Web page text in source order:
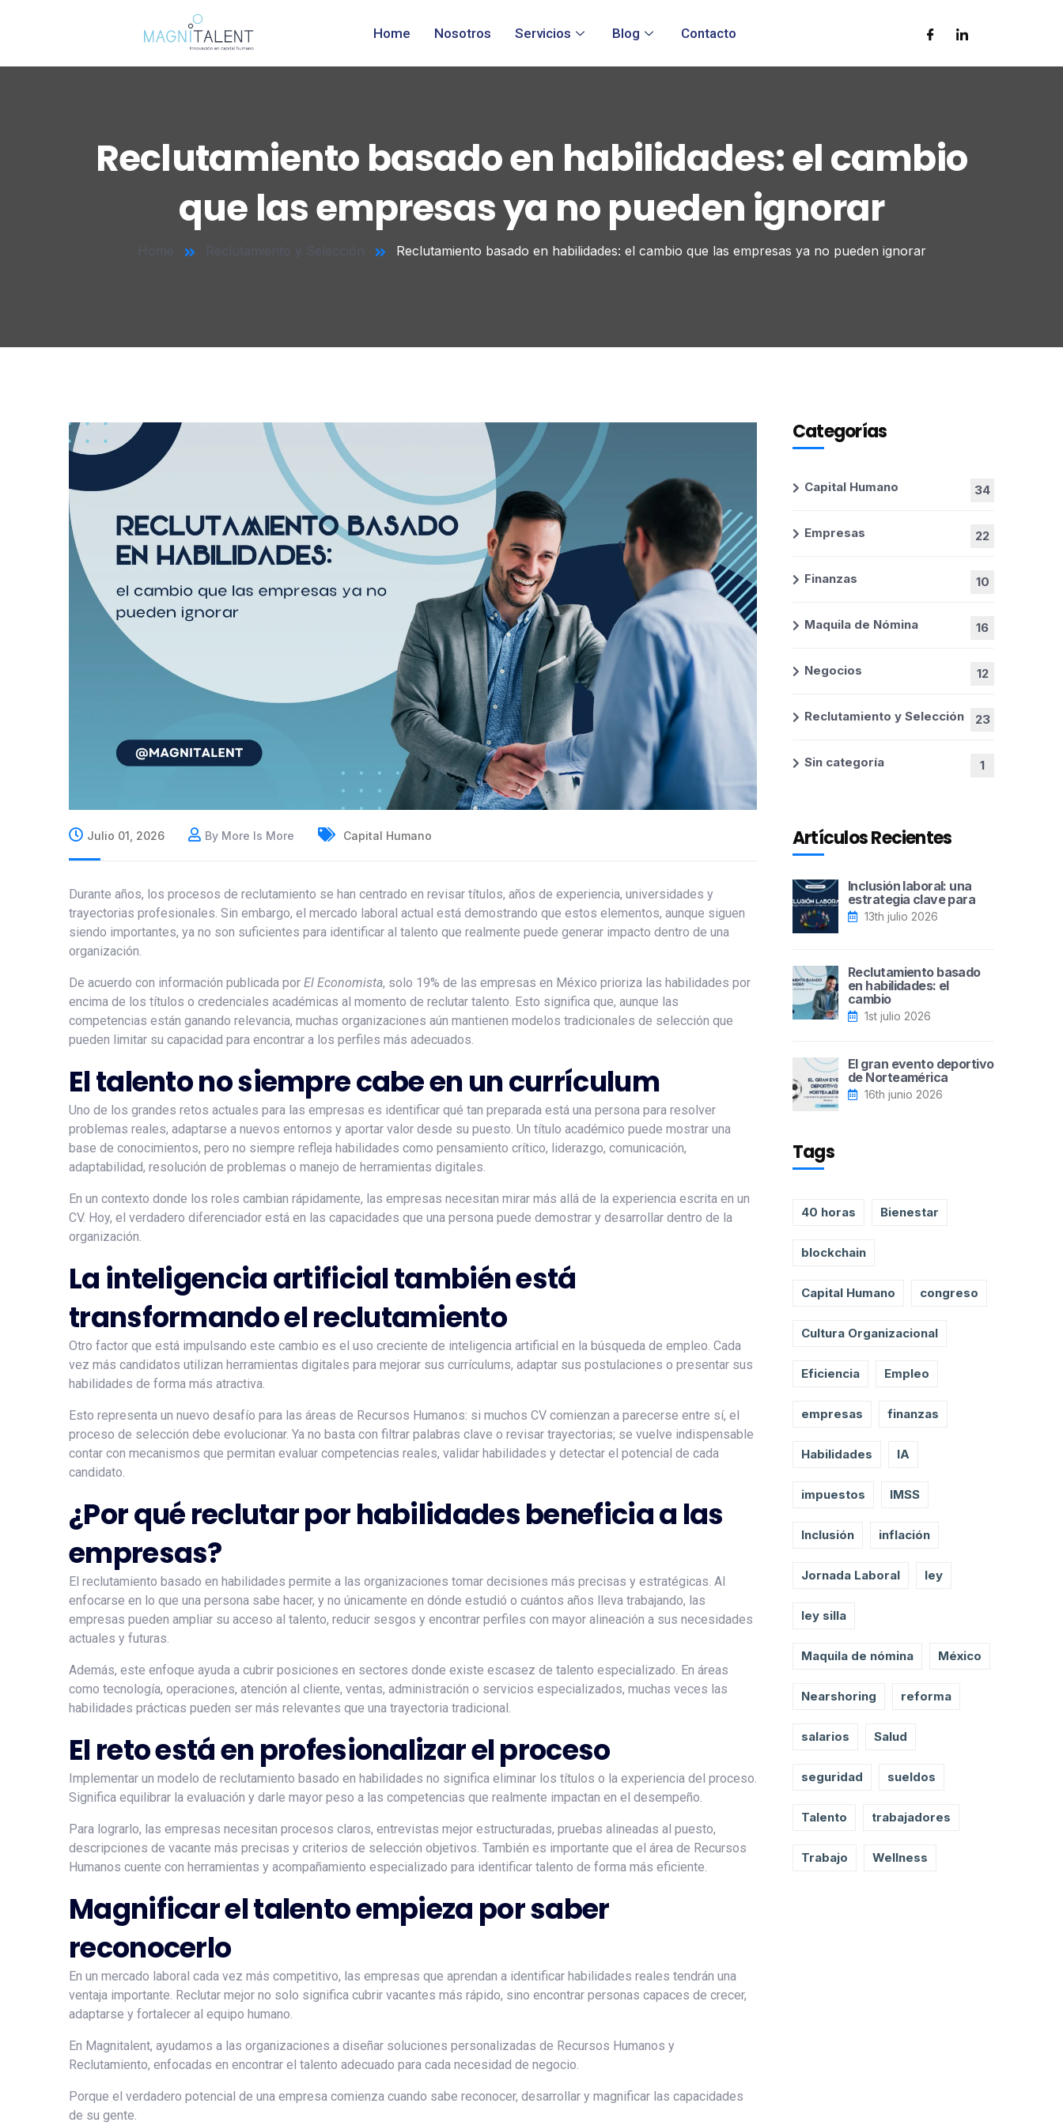
Home Nosotros Servicios Blog Contacto
Reclutamiento basado en habilidades: el cambio
que las empresas ya no pueden ignorar
Home Reclutamiento y Selección Reclutamiento basado en habilidades: el cambio que las empresas ya no pueden ignorar
Julio 01, 2026 By More Is More Capital Humano
Durante años, los procesos de reclutamiento se han centrado en revisar títulos, años de experiencia, universidades y
trayectorias profesionales. Sin embargo, el mercado laboral actual está demostrando que estos elementos, aunque siguen
siendo importantes, ya no son suficientes para identificar al talento que realmente puede generar impacto dentro de una
organización.
De acuerdo con información publicada por El Economista, solo 19% de las empresas en México prioriza las habilidades por
encima de los títulos o credenciales académicas al momento de reclutar talento. Esto significa que, aunque las
competencias están ganando relevancia, muchas organizaciones aún mantienen modelos tradicionales de selección que
pueden limitar su capacidad para encontrar a los perfiles más adecuados.
El talento no siempre cabe en un currículum
Uno de los grandes retos actuales para las empresas es identificar qué tan preparada está una persona para resolver
problemas reales, adaptarse a nuevos entornos y aportar valor desde su puesto. Un título académico puede mostrar una
base de conocimientos, pero no siempre refleja habilidades como pensamiento crítico, liderazgo, comunicación,
adaptabilidad, resolución de problemas o manejo de herramientas digitales.
En un contexto donde los roles cambian rápidamente, las empresas necesitan mirar más allá de la experiencia escrita en un
CV. Hoy, el verdadero diferenciador está en las capacidades que una persona puede demostrar y desarrollar dentro de la
organización.
La inteligencia artificial también está
transformando el reclutamiento
Otro factor que está impulsando este cambio es el uso creciente de inteligencia artificial en la búsqueda de empleo. Cada
vez más candidatos utilizan herramientas digitales para mejorar sus currículums, adaptar sus postulaciones o presentar sus
habilidades de forma más atractiva.
Esto representa un nuevo desafío para las áreas de Recursos Humanos: si muchos CV comienzan a parecerse entre sí, el
proceso de selección debe evolucionar. Ya no basta con filtrar palabras clave o revisar trayectorias; se vuelve indispensable
contar con mecanismos que permitan evaluar competencias reales, validar habilidades y detectar el potencial de cada
candidato.
¿Por qué reclutar por habilidades beneficia a las
empresas?
El reclutamiento basado en habilidades permite a las organizaciones tomar decisiones más precisas y estratégicas. Al
enfocarse en lo que una persona sabe hacer, y no únicamente en dónde estudió o cuántos años lleva trabajando, las
empresas pueden ampliar su acceso al talento, reducir sesgos y encontrar perfiles con mayor alineación a sus necesidades
actuales y futuras.
Además, este enfoque ayuda a cubrir posiciones en sectores donde existe escasez de talento especializado. En áreas
como tecnología, operaciones, atención al cliente, ventas, administración o servicios especializados, muchas veces las
habilidades prácticas pueden ser más relevantes que una trayectoria tradicional.
El reto está en profesionalizar el proceso
Implementar un modelo de reclutamiento basado en habilidades no significa eliminar los títulos o la experiencia del proceso.
Significa equilibrar la evaluación y darle mayor peso a las competencias que realmente impactan en el desempeño.
Para lograrlo, las empresas necesitan procesos claros, entrevistas mejor estructuradas, pruebas alineadas al puesto,
descripciones de vacante más precisas y criterios de selección objetivos. También es importante que el área de Recursos
Humanos cuente con herramientas y acompañamiento especializado para identificar talento de forma más eficiente.
Magnificar el talento empieza por saber
reconocerlo
En un mercado laboral cada vez más competitivo, las empresas que aprendan a identificar habilidades reales tendrán una
ventaja importante. Reclutar mejor no solo significa cubrir vacantes más rápido, sino encontrar personas capaces de crecer,
adaptarse y fortalecer al equipo humano.
En Magnitalent, ayudamos a las organizaciones a diseñar soluciones personalizadas de Recursos Humanos y
Reclutamiento, enfocadas en encontrar el talento adecuado para cada necesidad de negocio.
Porque el verdadero potencial de una empresa comienza cuando sabe reconocer, desarrollar y magnificar las capacidades
de su gente.
Categorías
Capital Humano 34
Empresas 22
Finanzas 10
Maquila de Nómina 16
Negocios 12
Reclutamiento y Selección 23
Sin categoría 1
Artículos Recientes
Inclusión laboral: una
estrategia clave para
13th julio 2026
Reclutamiento basado
en habilidades: el
cambio
1st julio 2026
El gran evento deportivo
de Norteamérica
16th junio 2026
Tags
40 horas Bienestar
blockchain
Capital Humano congreso
Cultura Organizacional
Eficiencia Empleo
empresas finanzas
Habilidades IA
impuestos IMSS
Inclusión inflación
Jornada Laboral ley
ley silla
Maquila de nómina México
Nearshoring reforma
salarios Salud
seguridad sueldos
Talento trabajadores
Trabajo Wellness